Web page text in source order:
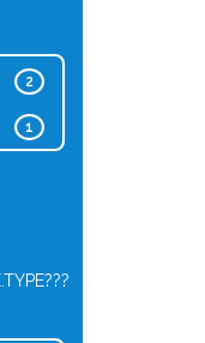
2
1